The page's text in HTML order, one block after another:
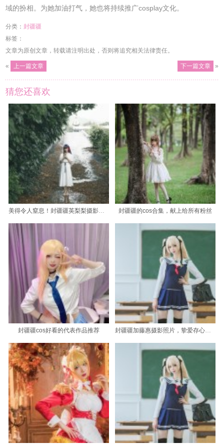
域的扮相。为她加油打气，她也将持续推广cosplay文化。
分类：封疆疆
标签：
文章为原创文章，转载请注明出处，否则将追究相关法律责任。
« 上一篇文章 下一篇文章 »
猜您还喜欢
美得令人窒息！封疆疆英梨梨摄影精选图包 封疆疆的cos合集，献上给所有粉丝
封疆疆cos好看的代表作品推荐 封疆疆加藤惠摄影照片，挚爱存心藏珍